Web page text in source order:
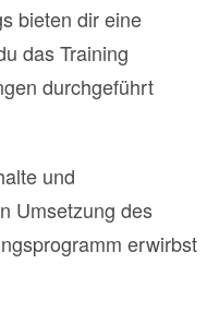
bieten dir eine
das Training
durchgeführt
und
Umsetzung des
erwirbst